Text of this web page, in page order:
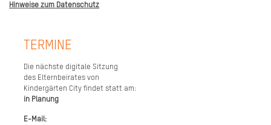
Hinweise zum Datenschutz
TERMINE
Die nächste digitale Sitzung
des Elternbeirates von
Kindergärten City findet statt am:
in Planung
E-Mail: